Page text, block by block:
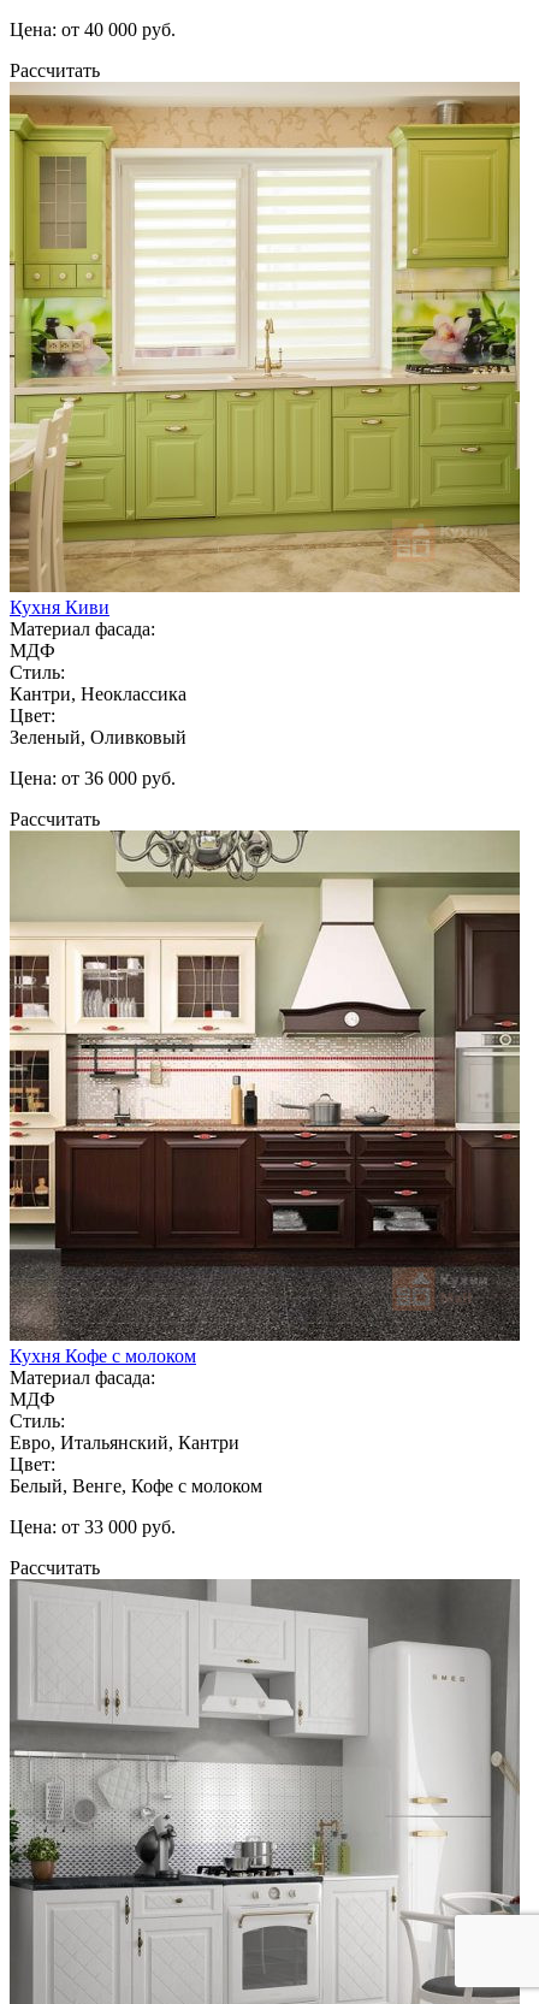
Цена: от 40 000 руб.
Рассчитать
Кухня Киви
Материал фасада:
МДФ
Стиль:
Кантри, Неоклассика
Цвет:
Зеленый, Оливковый
Цена: от 36 000 руб.
Рассчитать
Кухня Кофе с молоком
Материал фасада:
МДФ
Стиль:
Евро, Итальянский, Кантри
Цвет:
Белый, Венге, Кофе с молоком
Цена: от 33 000 руб.
Рассчитать